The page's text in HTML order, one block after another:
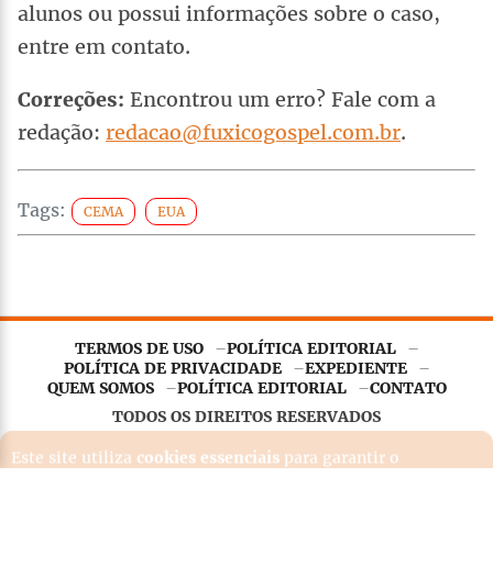
alunos ou possui informações sobre o caso,
entre em contato.
Correções: Encontrou um erro? Fale com a
redação: redacao@fuxicogospel.com.br.
Tags: CEMA EUA
TERMOS DE USO
POLÍTICA EDITORIAL
POLÍTICA DE PRIVACIDADE
EXPEDIENTE
QUEM SOMOS
POLÍTICA EDITORIAL
CONTATO
TODOS OS DIREITOS RESERVADOS
Este site utilizacookies essenciaispara garantir o
funcionamento adequado. Ao continuar navegando, você
concorda com nossa
Política de Privacidade.